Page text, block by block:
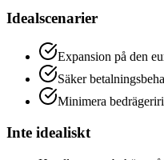
Idealscenarier
Expansion på den
Säker
Minimera
Inte idealiskt